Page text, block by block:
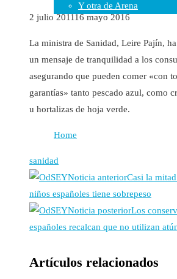
Y otra de Arena
Enlaces
Newsletter
2 julio 201116 mayo 2016
La ministra de Sanidad, Leire Pajín,
un mensaje de tranquilidad a los
asegurando que pueden comer «con
garantías» tanto pescado azul, como
u hortalizas de hoja verde.
Home
sanidad
Noticia anteriorCasi la
niños españoles tiene sobrepeso
Noticia posteriorLos
españoles recalcan que no utilizan
Artículos relacionados